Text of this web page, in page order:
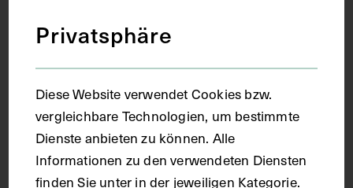
Material
Privatsphäre
Diese Website verwendet Cookies bzw.
vergleichbare Technologien, um bestimmte
Dienste anbieten zu können. Alle
Informationen zu den verwendeten Diensten
finden Sie unter in der jeweiligen Kategorie.